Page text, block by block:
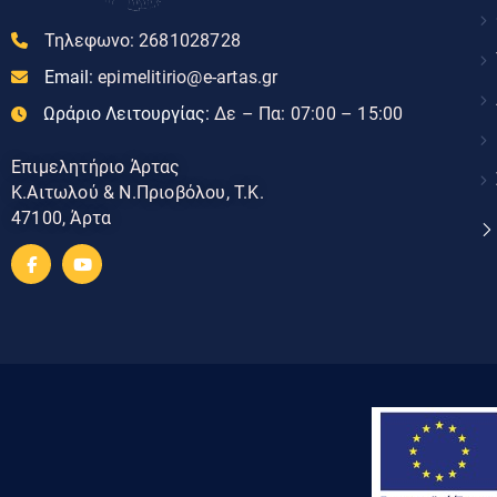
Τηλεφωνο: 2681028728
Email: epimelitirio@e-artas.gr
Ωράριο Λειτουργίας: Δε – Πα: 07:00 – 15:00
Επιμελητήριο Άρτας
Κ.Αιτωλού & Ν.Πριοβόλου, Τ.Κ.
47100, Άρτα